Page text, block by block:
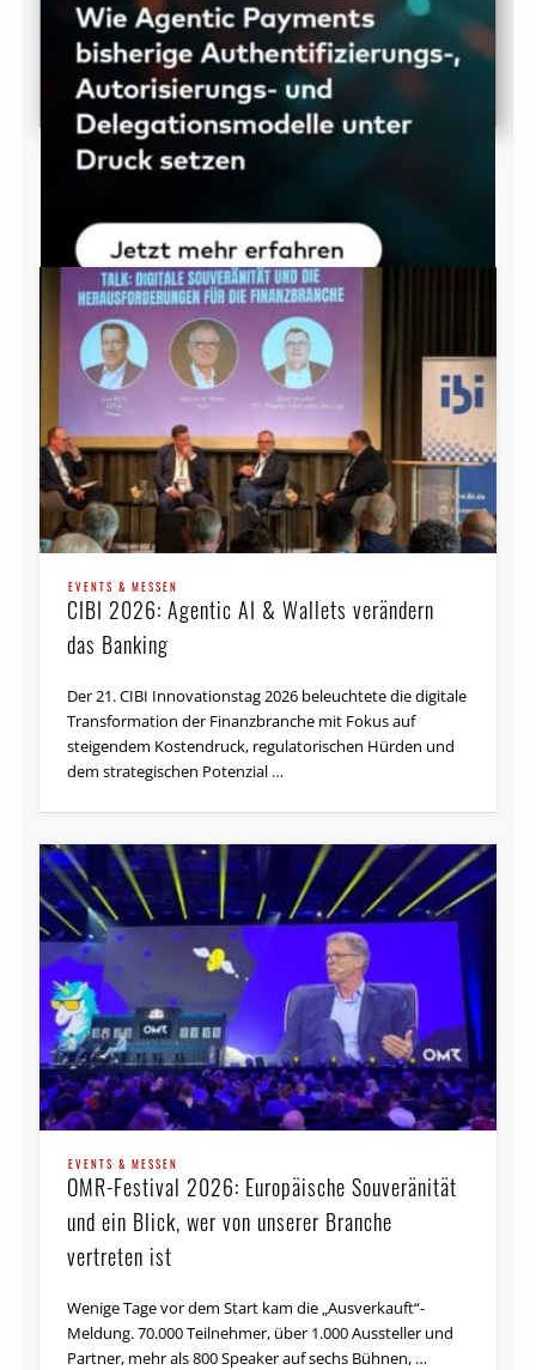
EVENTS & MESSEN
CIBI 2026: Agentic AI & Wallets verändern
das Banking
Der 21. CIBI Innovationstag 2026 beleuchtete die digitale
Transformation der Finanzbranche mit Fokus auf
steigendem Kostendruck, regulatorischen Hürden und
dem strategischen Potenzial …
EVENTS & MESSEN
OMR-Festival 2026: Europäische Souveränität
und ein Blick, wer von unserer Branche
vertreten ist
Wenige Tage vor dem Start kam die „Ausverkauft“-
Meldung. 70.000 Teilnehmer, über 1.000 Aussteller und
Partner, mehr als 800 Speaker auf sechs Bühnen, …